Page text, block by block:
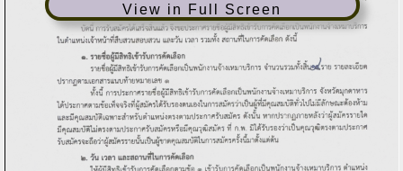
View in Full Screen